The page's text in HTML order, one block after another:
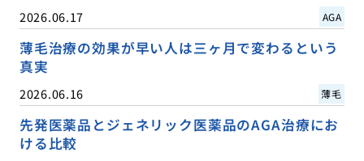
2026.06.17 AGA
薄毛治療の効果が早い人は三ヶ月で変わるという
真実
2026.06.16 薄毛
先発医薬品とジェネリック医薬品のAGA治療にお
ける比較